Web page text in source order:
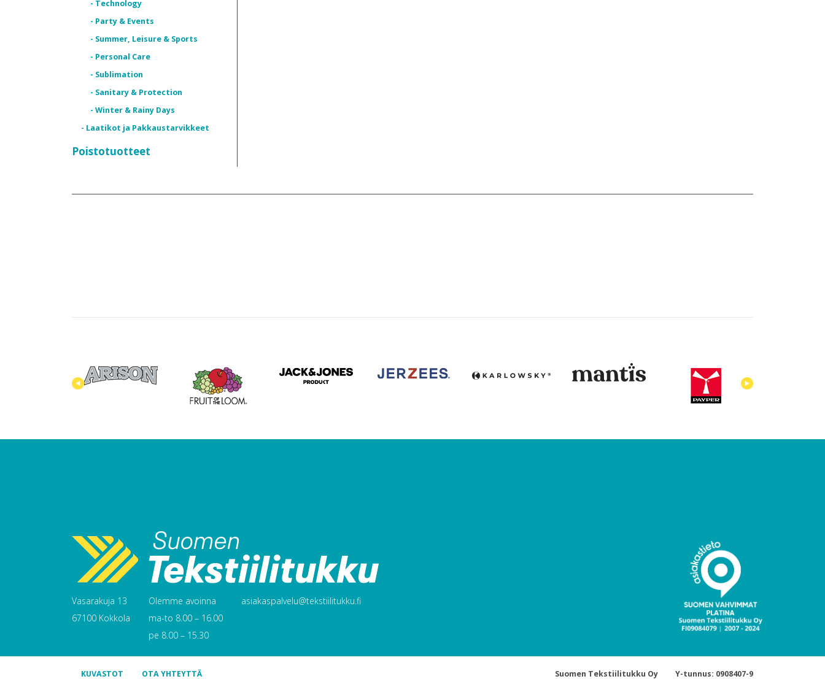
- Technology
- Party & Events
- Summer, Leisure & Sports
- Personal Care
- Sublimation
- Sanitary & Protection
- Winter & Rainy Days
- Laatikot ja Pakkaustarvikkeet
Poistotuotteet
Vasarakuja 13
67100 Kokkola
Olemme avoinna
ma-to 8.00 – 16.00
pe 8.00 – 15.30
asiakaspalvelu@tekstiilitukku.fi
KUVASTOT OTA YHTEYTTÄ Suomen Tekstiilitukku Oy Y-tunnus: 0908407-9